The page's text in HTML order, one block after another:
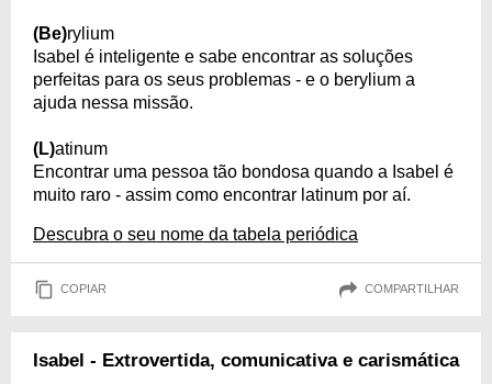
(Be)rylium
Isabel é inteligente e sabe encontrar as soluções
perfeitas para os seus problemas - e o berylium a
ajuda nessa missão.
(L)atinum
Encontrar uma pessoa tão bondosa quando a Isabel é
muito raro - assim como encontrar latinum por aí.
Descubra o seu nome da tabela periódica
COPIAR COMPARTILHAR
Isabel - Extrovertida, comunicativa e carismática